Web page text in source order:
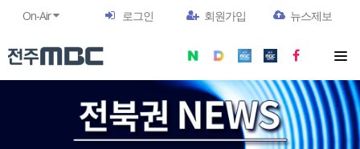
On-Air 로그인 회원가입 뉴스제보